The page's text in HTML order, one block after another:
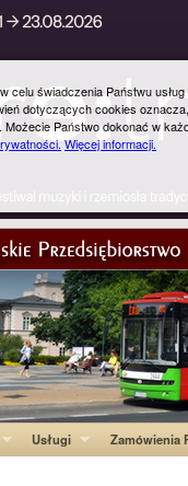
Usługi Zamówienia
celu świadczenia Państwu
dotyczących cookies
Państwo dokonać w
Więcej informacji.